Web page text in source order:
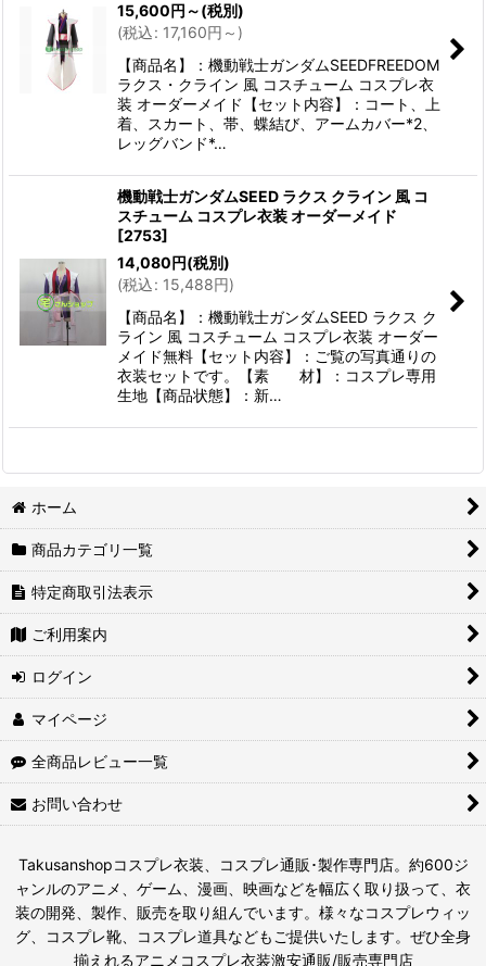
15,600円 ～(税別)
(税込: 17,160円 ～ )
【商品名】：機動戦士ガンダムSEEDFREEDOM
ラクス・クライン 風 コスチューム コスプレ衣
装 オーダーメイド【セット内容】：コート、上
着、スカート、帯、蝶結び、アームカバー*2、
レッグバンド*…
機動戦士ガンダムSEED ラクス クライン 風 コ
スチューム コスプレ衣装 オーダーメイド
[2753]
14,080円(税別)
(税込: 15,488円)
【商品名】：機動戦士ガンダムSEED ラクス ク
ライン 風 コスチューム コスプレ衣装 オーダー
メイド無料【セット内容】：ご覧の写真通りの
衣装セットです。【素 材】：コスプレ専用
生地【商品状態】：新…
ホーム
商品カテゴリ一覧
特定商取引法表示
ご利用案内
ログイン
マイページ
全商品レビュー一覧
お問い合わせ
Takusanshopコスプレ衣装、コスプレ通販･製作専門店。約600ジ
ャンルのアニメ、ゲーム、漫画、映画などを幅広く取り扱って、衣
装の開発、製作、販売を取り組んでいます。様々なコスプレウィッ
グ、コスプレ靴、コスプレ道具などもご提供いたします。ぜひ全身
揃えれるアニメコスプレ衣装激安通販/販売専門店